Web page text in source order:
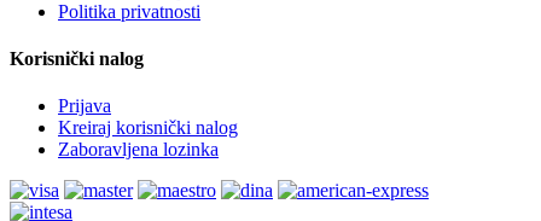
Politika privatnosti
Korisnički nalog
Prijava
Kreiraj korisnički nalog
Zaboravljena lozinka